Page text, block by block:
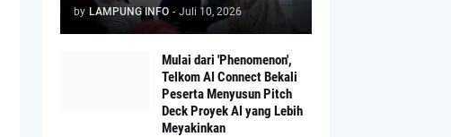
by LAMPUNG INFO - Juli 10, 2026
Mulai dari 'Phenomenon',
Telkom AI Connect Bekali
Peserta Menyusun Pitch
Deck Proyek AI yang Lebih
Meyakinkan